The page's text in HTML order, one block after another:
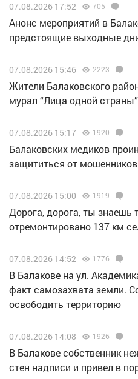
07.08.2026 17:52 705
Анонс мероприятий в
предстоящие выходные
07.08.2026 15:46 2223
Жители Балаковского
мурал “Лица одной
07.08.2026 15:17 1920
Балаковских медиков
защититься от мошенников
07.08.2026 15:00 1919
Дорога, дорога, ты знаешь
отремонтировано 137 км
07.08.2026 14:52 1776
В Балакове на ул.
факт самозахвата земли.
освободить территорию
07.08.2026 14:08 1926
В Балакове собственник
стен надписи и привел в